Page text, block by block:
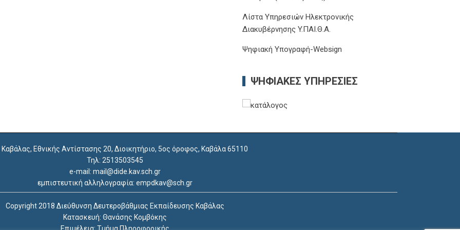
Λίστα Υπηρεσιών Ηλεκτρονικής
Διακυβέρνησης Y.ΠΑΙ.Θ.Α.
Ψηφιακή Υπογραφή-Websign
ΨΗΦΙΑΚΈΣ ΥΠΗΡΕΣΊΕΣ
Εθνικής Αντίστασης 20, Διοικητήριο, 5ος όροφος, Καβάλα 65110
Τηλ: 2513503545
e-mail: mail@dide.kav.sch.gr
εμπιστευτική αλληλογραφία: empdkav@sch.gr
Copyright 2018 Διεύθυνση Δευτεροβάθμιας Εκπαίδευσης Καβάλας
Κατασκευή: Θανάσης Κομβόκης